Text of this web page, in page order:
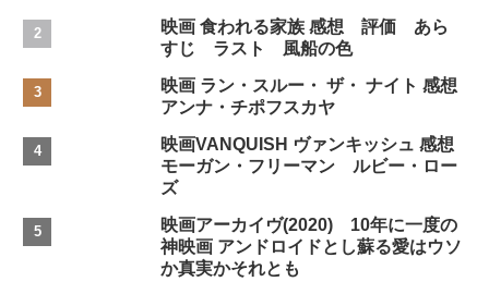
映画 食われる家族 感想 評価 あら
すじ ラスト 風船の色
映画 ラン・スルー・ ザ・ ナイト 感想
アンナ・チポフスカヤ
映画VANQUISH ヴァンキッシュ 感想
モーガン・フリーマン ルビー・ロー
ズ
映画アーカイヴ(2020) 10年に一度の
神映画 アンドロイドとし蘇る愛はウソ
か真実かそれとも